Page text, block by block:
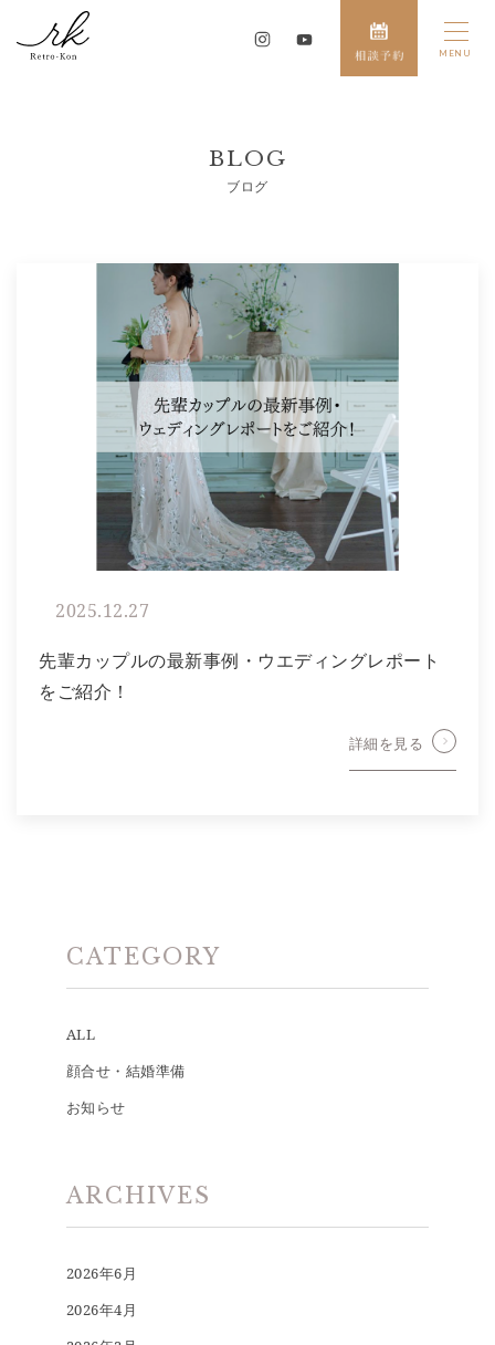
BLOG
ブログ
2025.12.27
先輩カップルの最新事例・ウエディングレポート
をご紹介！
詳細を見る
CATEGORY
ALL
顔合せ・結婚準備
お知らせ
ARCHIVES
2026年6月
2026年4月